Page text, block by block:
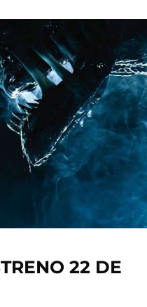
22 DE